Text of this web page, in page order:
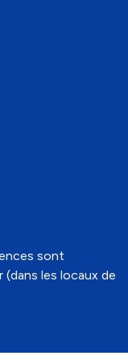
sont
(dans les locaux de